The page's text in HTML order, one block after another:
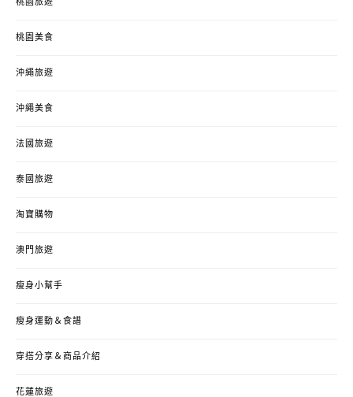
桃園旅遊
桃園美食
沖繩旅遊
沖繩美食
法國旅遊
泰國旅遊
淘寶購物
澳門旅遊
瘦身小幫手
瘦身運動＆食譜
穿搭分享＆商品介紹
花蓮旅遊